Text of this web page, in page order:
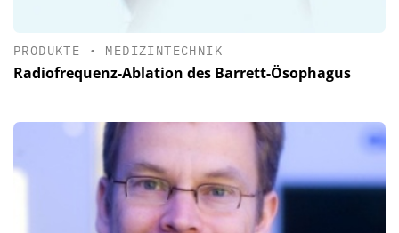
PRODUKTE • MEDIZINTECHNIK
Radiofrequenz-Ablation des Barrett-Ösophagus